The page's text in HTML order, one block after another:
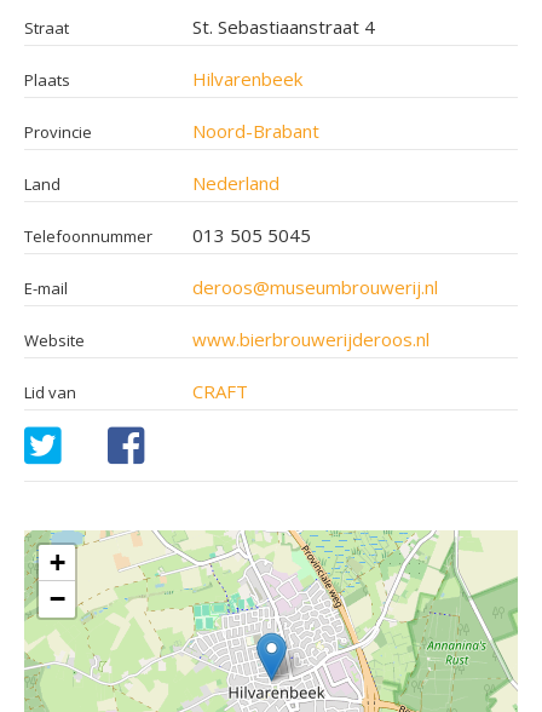
Straat St. Sebastiaanstraat 4
Plaats Hilvarenbeek
Provincie Noord-Brabant
Land Nederland
Telefoonnummer 013 505 5045
E-mail deroos@museumbrouwerij.nl
Website www.bierbrouwerijderoos.nl
Lid van CRAFT
+
−